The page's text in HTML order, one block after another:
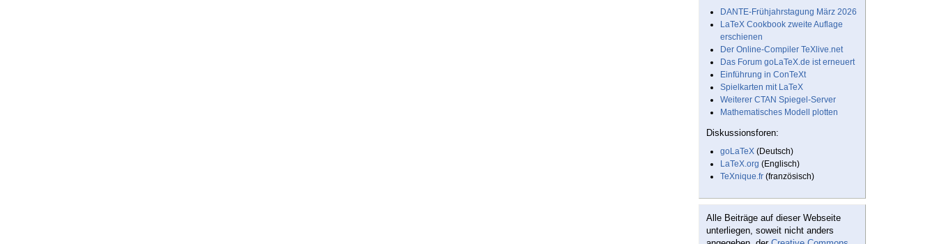
DANTE-Frühjahrstagung März 2026
LaTeX Cookbook zweite Auflage
erschienen
Der Online-Compiler TeXlive.net
Das Forum goLaTeX.de ist erneuert
Einführung in ConTeXt
Spielkarten mit LaTeX
Weiterer CTAN Spiegel-Server
Mathematisches Modell plotten
Diskussionsforen:
goLaTeX (Deutsch)
LaTeX.org (Englisch)
TeXnique.fr (französisch)
Alle Beiträge auf dieser Webseite
unterliegen, soweit nicht anders